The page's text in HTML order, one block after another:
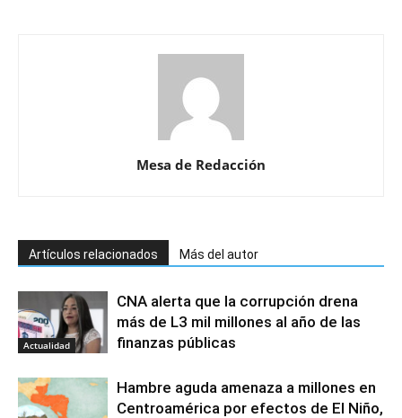
Mesa de Redacción
Artículos relacionados Más del autor
Actualidad
CNA alerta que la corrupción drena
más de L3 mil millones al año de las
finanzas públicas
Hambre aguda amenaza a millones en
Centroamérica por efectos de El Niño,